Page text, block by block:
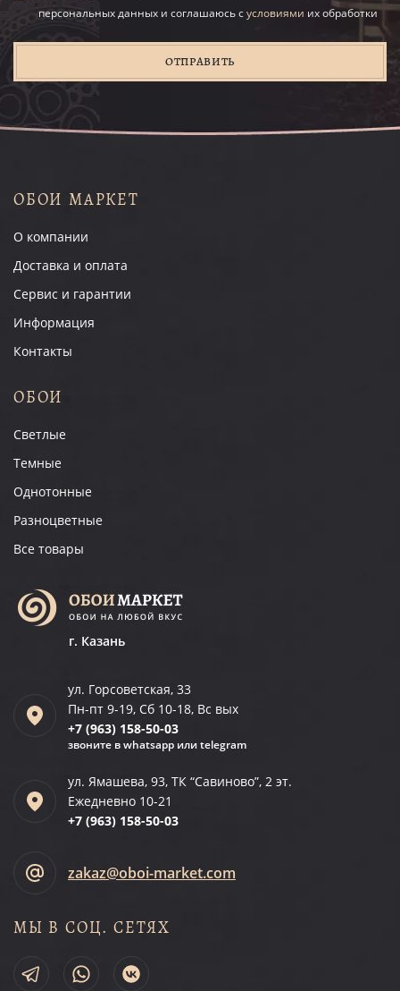
персональных данных и соглашаюсь сусловиями их обработки
ОТПРАВИТЬ
ОБОИ МАРКЕТ
О компании
Доставка и оплата
Сервис и гарантии
Информация
Контакты
ОБОИ
Светлые
Темные
Однотонные
Разноцветные
Все товары
г. Казань
ул. Горсоветская, 33
Пн-пт 9-19, Сб 10-18, Вс вых
+7 (963) 158-50-03
звоните в whatsapp или telegram
ул. Ямашева, 93, ТК “Савиново”, 2 эт.
Ежедневно 10-21
+7 (963) 158-50-03
zakaz@oboi-market.com
МЫ В СОЦ. СЕТЯХ